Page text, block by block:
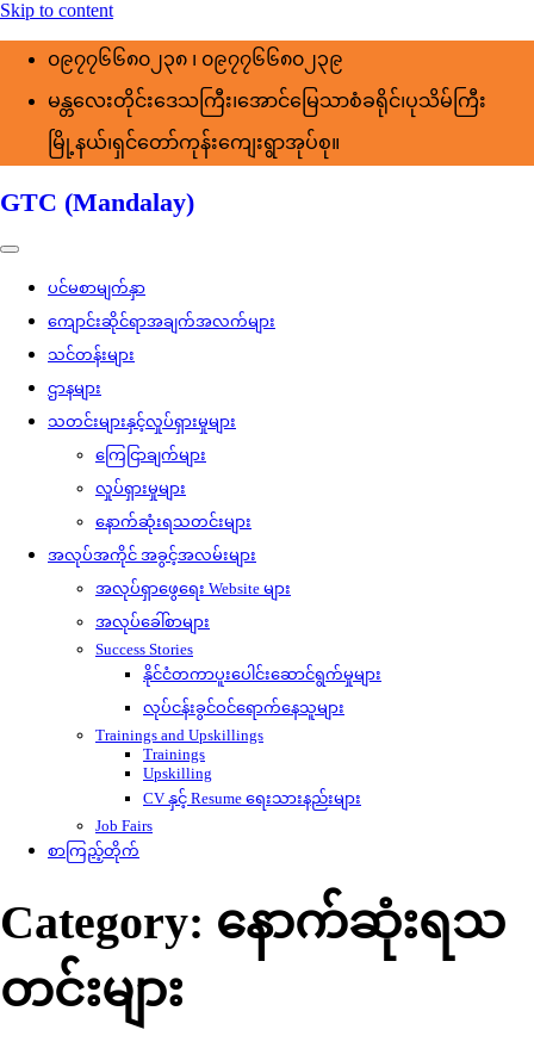
Skip to content
၀၉၇၇၆၆၈၀၂၃၈ ၊ ၀၉၇၇၆၆၈၀၂၃၉
မန္တလေးတိုင်းဒေသကြီး၊အောင်မြေသာစံခရိုင်၊ပုသိမ်ကြီး
မြို့နယ်၊ရှင်တော်ကုန်းကျေးရွာအုပ်စု။
GTC (Mandalay)
ပင်မစာမျက်နှာ
ကျောင်းဆိုင်ရာအချက်အလက်များ
သင်တန်းများ
ဌာနများ
သတင်းများနှင့်လှုပ်ရှားမှုများ
ကြေငြာချက်များ
လှုပ်ရှားမှုများ
နောက်ဆုံးရသတင်းများ
အလုပ်အကိုင် အခွင့်အလမ်းများ
အလုပ်ရှာဖွေရေး Website များ
အလုပ်ခေါ်စာများ
Success Stories
နိုင်ငံတကာပူးပေါင်းဆောင်ရွက်မှုများ
လုပ်ငန်းခွင်ဝင်ရောက်နေသူများ
Trainings and Upskillings
Trainings
Upskilling
CV နှင့် Resume ရေးသားနည်းများ
Job Fairs
စာကြည့်တိုက်
Category: နောက်ဆုံးရသ
တင်းများ